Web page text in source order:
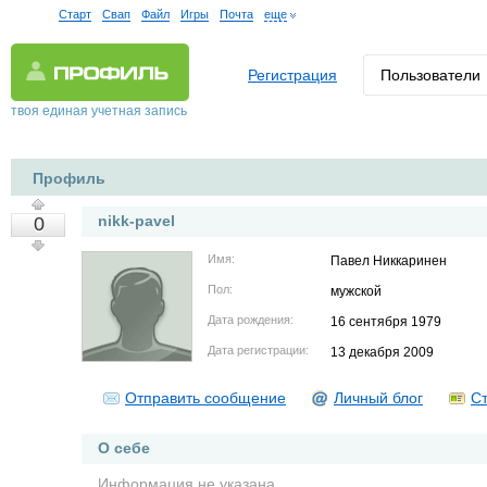
Старт Свап Файл Игры Почта еще
твоя единая учетная запись
Регистрация Пользователи
Профиль
0 nikk-pavel
Имя: Павел Никкаринен
Пол: мужской
Дата рождения: 16 сентября 1979
Дата регистрации: 13 декабря 2009
Отправить сообщение Личный блог
О себе